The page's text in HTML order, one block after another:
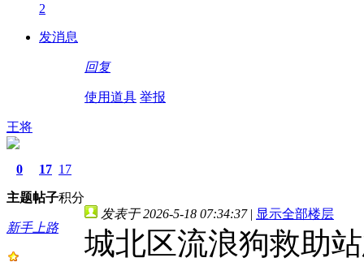
2
发消息
回复
使用道具 举报
王将
0
主题
17
帖子
17
积分
新手上路
发表于 2026-5-18 07:34:37 | 显示全部楼层
城北区流浪狗救助